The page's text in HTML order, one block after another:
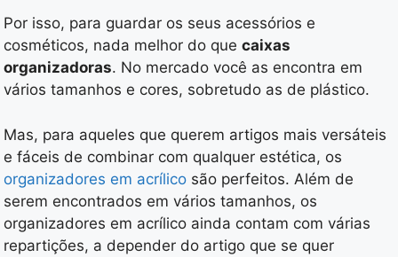
Por isso, para guardar os seus acessórios e
cosméticos, nada melhor do que caixas
organizadoras. No mercado você as encontra em
vários tamanhos e cores, sobretudo as de plástico.
Mas, para aqueles que querem artigos mais versáteis
e fáceis de combinar com qualquer estética, os
organizadores em acrílico são perfeitos. Além de
serem encontrados em vários tamanhos, os
organizadores em acrílico ainda contam com várias
repartições, a depender do artigo que se quer